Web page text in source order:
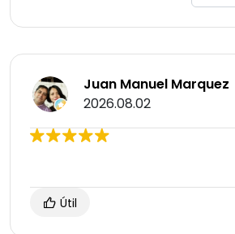
Juan Manuel Marquez
2026.08.02
Útil